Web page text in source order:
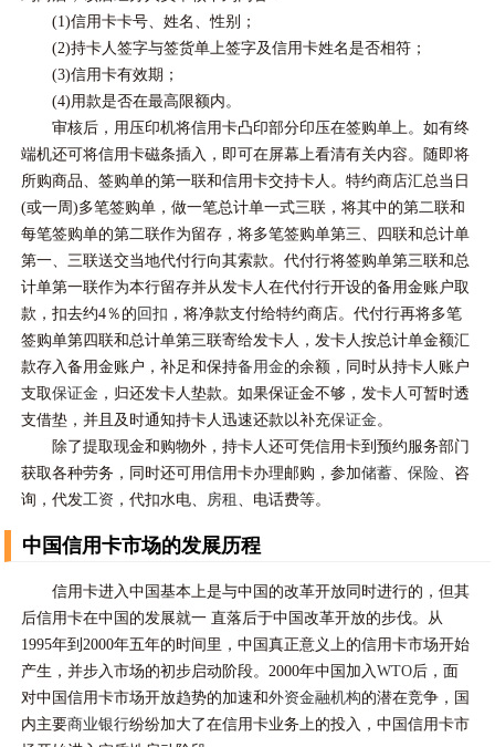
(1)信用卡卡号、姓名、性别；
(2)持卡人签字与签货单上签字及信用卡姓名是否相符；
(3)信用卡有效期；
(4)用款是否在最高限额内。
审核后，用压印机将信用卡凸印部分印压在签购单上。如有终
端机还可将信用卡磁条插入，即可在屏幕上看清有关内容。随即将
所购商品、签购单的第一联和信用卡交持卡人。特约商店汇总当日
(或一周)多笔签购单，做一笔总计单一式三联，将其中的第二联和
每笔签购单的第二联作为留存，将多笔签购单第三、四联和总计单
第一、三联送交当地代付行向其索款。代付行将签购单第三联和总
计单第一联作为本行留存并从发卡人在代付行开设的备用金账户取
款，扣去约4％的 回扣 ，将净款支付给特约商店。代付行再将多笔
签购单第四联和总计单第三联寄给发卡人，发卡人按总计单金额汇
款存入备用金账户，补足和保持备用金的余额，同时从持卡人账户
支取保证金 ，归还发卡人垫款。如果保证金不够，发卡人可暂时透
支借垫，并且及时通知持卡人迅速还款以补充保证金。
除了提取现金和购物外，持卡人还可凭信用卡到预约服务部门
获取各种劳务，同时还可用信用卡办理邮购，参加储蓄、保险、咨
询，代发工资 ，代扣水电、 房租 、电话费等。
中国信用卡市场的发展历程
信用卡进入中国基本上是与中国的改革开放同时进行的，但其
后信用卡在中国的发展就一 直落后于中国改革开放的步伐。从
1995年到2000年五年的时间里，中国真正意义上的信用卡市场开始
产生，并步入市场的初步启动阶段。2000年中国加入WTO后，面
对中国信用卡市场开放趋势的加速和外资金融机构的潜在竞争，国
内主要商业银行纷纷加大了在信用卡业务上的投入，中国信用卡市